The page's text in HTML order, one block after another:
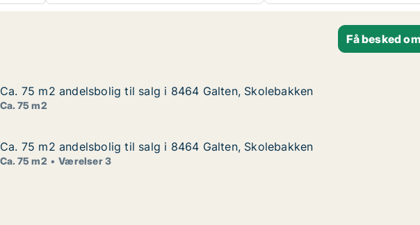
Få besked
i 8464 Galten, Skolebakken
andelsbolig til salg i 8464 Galten, Skolebakken
Ca. 75 m2 andelsbolig til salg i 8464 Galten, Skolebakken
Ca. 75 m2 andelsbolig til salg i 8464 Galten, Skolebakken
Ca. 75 m2
i 8464 Galten, Skolebakken
andelsbolig til salg i 8464 Galten, Skolebakken
Ca. 75 m2 andelsbolig til salg i 8464 Galten, Skolebakken
Ca. 75 m2 andelsbolig til salg i 8464 Galten, Skolebakken
Ca. 75 m2 Værelser 3